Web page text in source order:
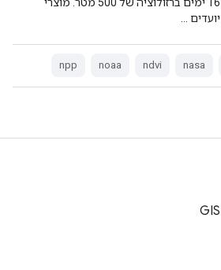
nasa
ndvi
noaa
npp